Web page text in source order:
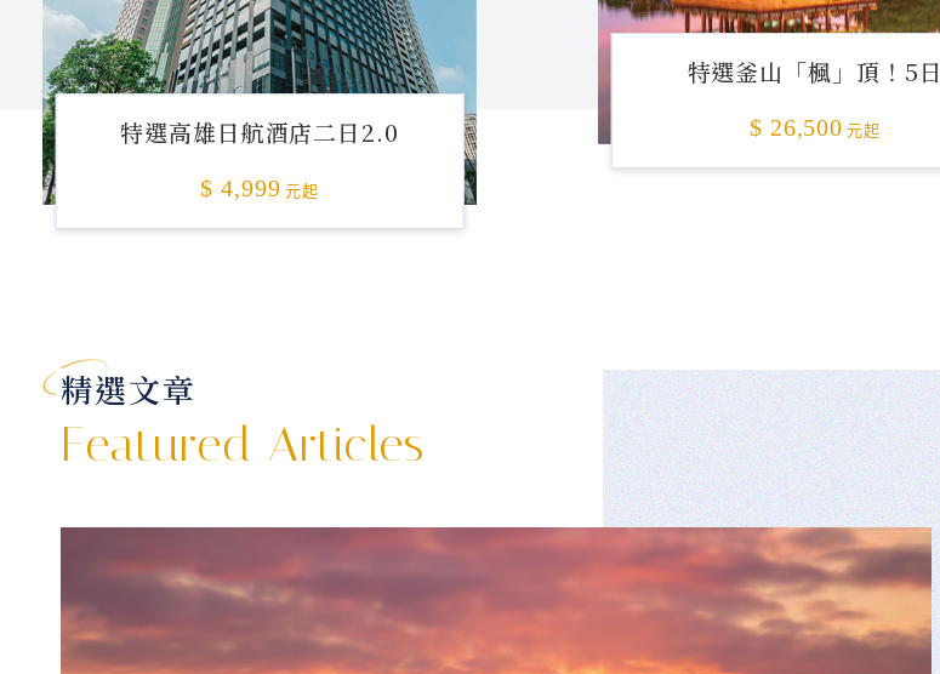
特選高雄日航酒店二日2.0
$ 4,999 元起
特選釜山「楓」頂！5日
$ 26,500 元起
精選文章
Featured Articles